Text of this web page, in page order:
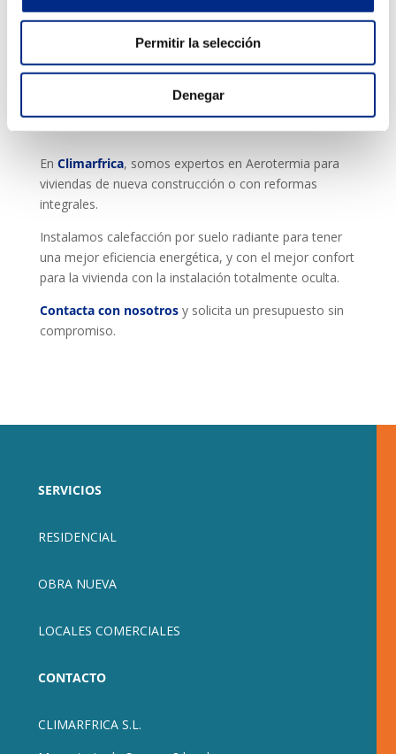
Permitir la selección
Denegar
eléctrico o folio radiante eléctrico.
superior el pavimento (el suelo que pisamos, una capa
de mortero de cemento, las tuberías por donde pasará
el agua, el aislamiento térmico y un folio plástico.
En Climarfrica, somos expertos en Aerotermia para
viviendas de nueva construcción o con reformas
integrales.
Instalamos calefacción por suelo radiante para tener
una mejor eficiencia energética, y con el mejor confort
para la vivienda con la instalación totalmente oculta.
Contacta con nosotros y solicita un presupuesto sin
compromiso.
SERVICIOS
RESIDENCIAL
OBRA NUEVA
LOCALES COMERCIALES
CONTACTO
CLIMARFRICA S.L.